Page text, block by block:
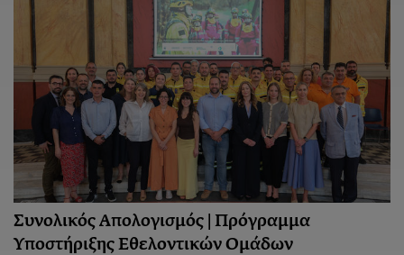
Συνολικός Απολογισμός | Πρόγραμμα
Υποστήριξης Εθελοντικών Ομάδων